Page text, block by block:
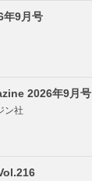
年9月号
2026年9月号
ン社